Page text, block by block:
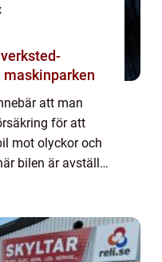
maskinparken
att man
för att
mot olyckor och
bilen är avställd